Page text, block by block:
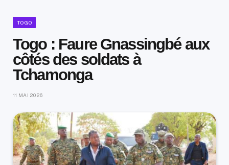
TOGO
Togo : Faure Gnassingbé aux
côtés des soldats à
Tchamonga
11 MAI 2026